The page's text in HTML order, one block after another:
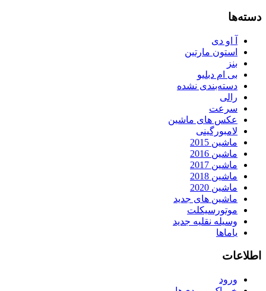
دسته‌ها
آ او دی
استون مارتین
بنز
بی ام دبلیو
دسته‌بندی نشده
رالی
سرعت
عکس های ماشین
لامبورگینی
ماشین 2015
ماشین 2016
ماشین 2017
ماشین 2018
ماشین 2020
ماشین های جدید
موتورسیکلت
وسیله نقلیه جدید
یاماها
اطلاعات
ورود